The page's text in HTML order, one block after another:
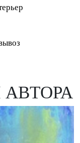
АВТОРА